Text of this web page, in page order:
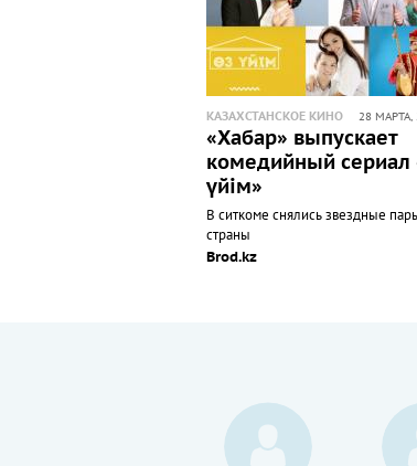
КАЗАХСТАНСКОЕ КИНО 28 МАРТА,
«Хабар» выпускает
комедийный сериал
үйім»
В ситкоме снялись звездные
страны
Brod.kz